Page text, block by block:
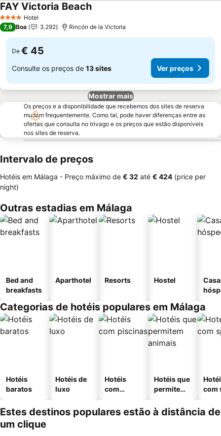
4 EstrelasHotel
FAY Victoria BeachVer preços
7,9 Boa 3.292 Rincón de la Victoria
De € 45
Consulte os preços de 13 sites Ver preços
Mostrar mais
Os preços e a disponibilidade que recebemos dos sites de reserva
mudam frequentemente. Como tal, pode haver diferenças entre as
ofertas que consulta no trivago e os preços que estão disponíveis
nos sites de reserva.
Intervalo de preços
Hotéis em Málaga - Preço máximo de ‎€ 32 até ‎€ 424 (price per
night)
Outras estadias em Málaga
Bed and
breakfasts
Aparthotel Resorts Hostel
Categorias de hotéis populares em Málaga
Hotéis
baratos
Hotéis de
luxo
Hotéis
com
Hotéis que
permitem
com
Estes destinos populares estão à distância de
um clique